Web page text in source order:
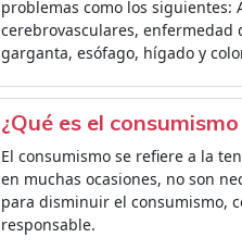
problemas como los
cerebrovasculares, enfermedad
garganta, esófago, hígado y
¿Qué es el
El consumismo se refiere a la
en muchas ocasiones, no son
para disminuir el consumismo,
responsable.